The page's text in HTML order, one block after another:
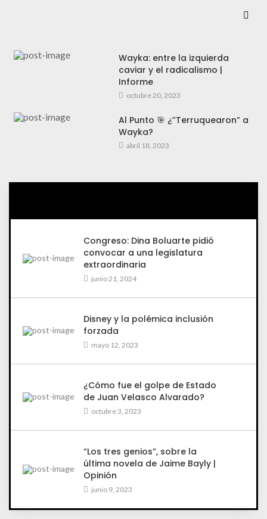
Wayka: entre la izquierda
caviar y el radicalismo |
Informe
octubre 20, 2023
Al Punto 🎯 ¿”Terruquearon” a
Wayka?
abril 18, 2023
Congreso: Dina Boluarte pidió
convocar a una legislatura
extraordinaria
junio 21, 2024
Disney y la polémica inclusión
forzada
mayo 12, 2023
¿Cómo fue el golpe de Estado
de Juan Velasco Alvarado?
octubre 3, 2023
“Los tres genios”, sobre la
última novela de Jaime Bayly |
Opinión
junio 9, 2023